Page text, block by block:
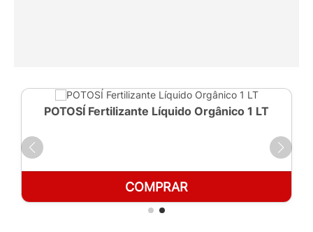
POTOSÍ Fertilizante Líquido Orgânico 1 LT
COMPRAR